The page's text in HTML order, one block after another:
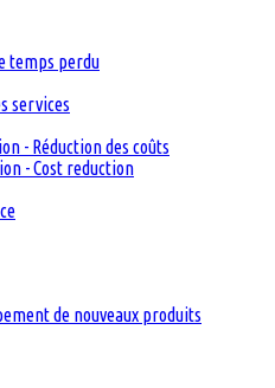
temps perdu
services
- Réduction des coûts
- Cost reduction
de nouveaux produits